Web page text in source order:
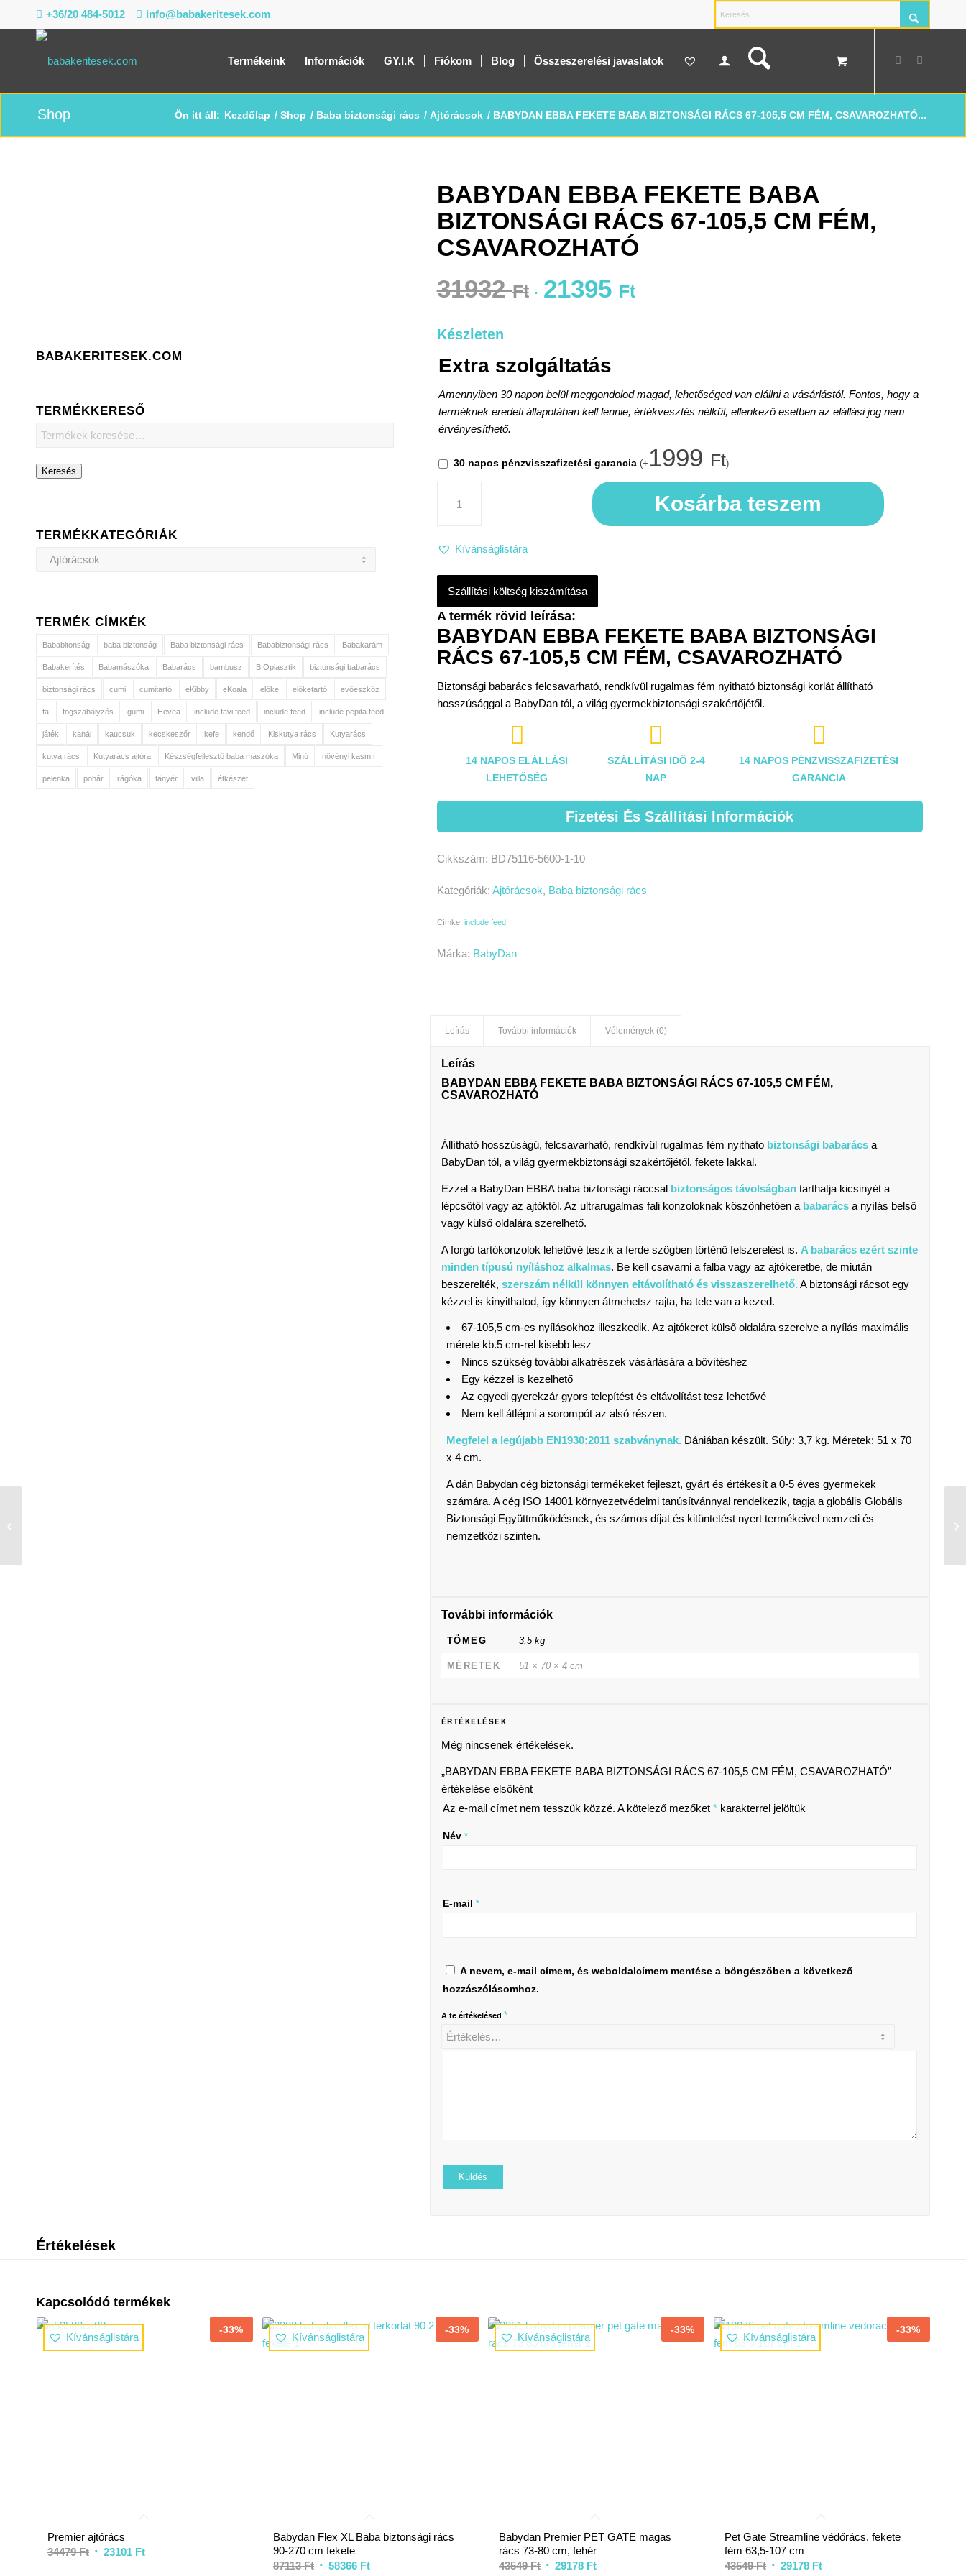
+36/20 484-5012 info@babakeritesek.com
Termékeink Információk GY.I.K Fiókom Blog Összeszerelési javaslatok
Shop Ön itt áll: Kezdőlap / Shop / Baba biztonsági rács / Ajtórácsok / BABYDAN EBBA FEKETE BABA BIZTONSÁGI RÁCS 67-105,5 CM FÉM, CSAVAROZHATÓ...
BABAKERITESEK.COM
TERMÉKKERESŐ
Keresés
TERMÉKKATEGÓRIÁK
TERMÉK CÍMKÉK
Bababitonság baba biztonság Baba biztonsági rács Bababiztonsági rács Babakarám
Babakerítés Babamászóka Babarács bambusz BIOplasztik biztonsági babarács
biztonsági rács cumi cumitartó eKibby eKoala előke előketartó evőeszköz
fa fogszabályzós gumi Hevea include favi feed include feed include pepita feed
játék kanál kaucsuk kecskeszőr kefe kendő Kiskutya rács Kutyarács
kutya rács Kutyarács ajtóra Készségfejlesztő baba mászóka Minú növényi kasmír
pelenka pohár rágóka tányér villa étkészet
BABYDAN EBBA FEKETE BABA
BIZTONSÁGI RÁCS 67-105,5 CM FÉM,
CSAVAROZHATÓ
31932Ft 21395 Ft
BABYDAN EBBA FEKETE BABA BIZTONSÁGI
RÁCS 67-105,5 CM FÉM, CSAVAROZHATÓ
Biztonsági babarács felcsavarható, rendkívül rugalmas fém nyitható biztonsági korlát állítható
hosszúsággal a BabyDan tól, a világ gyermekbiztonsági szakértőjétől.
Készleten
Extra szolgáltatás
Amennyiben 30 napon belül meggondolod magad, lehetőséged van elállni a vásárlástól. Fontos, hogy a
terméknek eredeti állapotában kell lennie, értékvesztés nélkül, ellenkező esetben az elállási jog nem
érvényesíthető.
30 napos pénzvisszafizetési garancia (+ 1999 Ft)
Kosárba teszem
Kívánságlistára
Szállítási költség kiszámítása

14 NAPOS ELÁLLÁSI
LEHETŐSÉG

SZÁLLÍTÁSI IDŐ 2-4
NAP

14 NAPOS PÉNZVISSZAFIZETÉSI
GARANCIA
Fizetési És Szállítási Információk
Cikkszám: BD75116-5600-1-10
Kategóriák: Ajtórácsok, Baba biztonsági rács
Címke: include feed
Márka: BabyDan
Leírás További információk Vélemények (0)
Leírás
BABYDAN EBBA FEKETE BABA BIZTONSÁGI RÁCS 67-105,5 CM FÉM,
CSAVAROZHATÓ
Állítható hosszúságú, felcsavarható, rendkívül rugalmas fém nyithato biztonsági babarácsa
BabyDan tól, a világ gyermekbiztonsági szakértőjétől, fekete lakkal.
Ezzel a BabyDan EBBA baba biztonsági ráccsal biztonságos távolságbantarthatja kicsinyét a
lépcsőtől vagy az ajtóktól. Az ultrarugalmas fali konzoloknak köszönhetően a babarácsa nyílás belső
vagy külső oldalára szerelhető.
A forgó tartókonzolok lehetővé teszik a ferde szögben történő felszerelést is. A babarács ezért szinte
minden típusú nyíláshoz alkalmas. Be kell csavarni a falba vagy az ajtókeretbe, de miután
beszerelték, szerszám nélkül könnyen eltávolítható és visszaszerelhető.A biztonsági rácsot egy
kézzel is kinyithatod, így könnyen átmehetsz rajta, ha tele van a kezed.
67-105,5 cm-es nyílásokhoz illeszkedik. Az ajtókeret külső oldalára szerelve a nyílás maximális
mérete kb.5 cm-rel kisebb lesz
Nincs szükség további alkatrészek vásárlására a bővítéshez
Egy kézzel is kezelhető
Az egyedi gyerekzár gyors telepítést és eltávolítást tesz lehetővé
Nem kell átlépni a sorompót az alsó részen.
Megfelel a legújabb EN1930:2011 szabványnak.Dániában készült. Súly: 3,7 kg. Méretek: 51 x 70
x 4 cm.
A dán Babydan cég biztonsági termékeket fejleszt, gyárt és értékesít a 0-5 éves gyermekek
számára. A cég ISO 14001 környezetvédelmi tanúsítvánnyal rendelkezik, tagja a globális Globális
Biztonsági Együttműködésnek, és számos díjat és kitüntetést nyert termékeivel nemzeti és
nemzetközi szinten.
További információk
TÖMEG 3,5 kg
MÉRETEK 51 × 70 × 4 cm
ÉRTÉKELÉSEK
Még nincsenek értékelések.
„BABYDAN EBBA FEKETE BABA BIZTONSÁGI RÁCS 67-105,5 CM FÉM, CSAVAROZHATÓ”
értékelése elsőként
Az e-mail címet nem tesszük közzé. A kötelező mezőket *karakterrel jelöltük
Név *
E-mail *
A nevem, e-mail címem, és weboldalcímem mentése a böngészőben a következő
hozzászólásomhoz.
A te értékelésed *
Értékelések
Kapcsolódó termékek
Kívánságlistára
-33%
Premier ajtórács
34479Ft 23101 Ft
Kívánságlistára
-33%
Babydan Flex XL Baba biztonsági rács
90-270 cm fekete
87113Ft 58366 Ft
Kívánságlistára
-33%
Babydan Premier PET GATE magas
rács 73-80 cm, fehér
43549Ft 29178 Ft
Kívánságlistára
-33%
Pet Gate Streamline védőrács, fekete
fém 63,5-107 cm
43549Ft 29178 Ft